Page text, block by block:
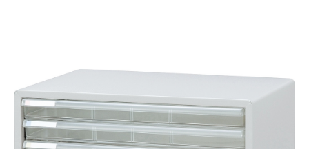
浅5段 A3ヨコ型
メーカー希望小売価格：